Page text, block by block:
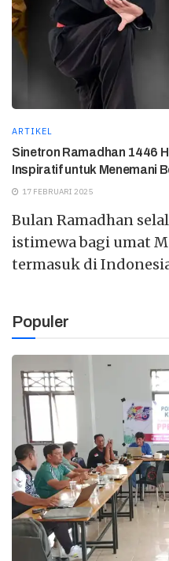
ARTIKEL
Sinetron Ramadhan 1446
Inspiratif untuk Menemani
17 FEBRUARI 2025
Bulan Ramadhan
istimewa bagi umat
termasuk di
Populer